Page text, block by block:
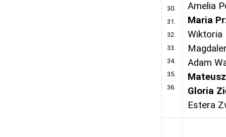
30.
31.
32.
33.
34.
35.
36.
Amelia
Maria
Wiktoria
Adam
Gloria
Estera